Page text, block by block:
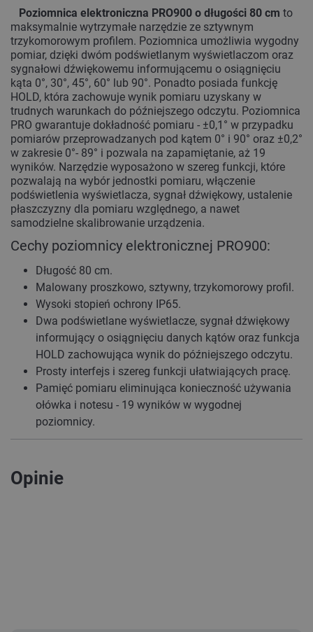
Poziomnica elektroniczna PRO900 o długości 80 cm to
maksymalnie wytrzymałe narzędzie ze sztywnym
trzykomorowym profilem. Poziomnica umożliwia wygodny
pomiar, dzięki dwóm podświetlanym wyświetlaczom oraz
sygnałowi dźwiękowemu informującemu o osiągnięciu
kąta 0°, 30°, 45°, 60° lub 90°. Ponadto posiada funkcję
HOLD, która zachowuje wynik pomiaru uzyskany w
trudnych warunkach do późniejszego odczytu. Poziomnica
PRO gwarantuje dokładność pomiaru - ±0,1° w przypadku
pomiarów przeprowadzanych pod kątem 0° i 90° oraz ±0,2°
w zakresie 0°- 89° i pozwala na zapamiętanie, aż 19
wyników. Narzędzie wyposażono w szereg funkcji, które
pozwalają na wybór jednostki pomiaru, włączenie
podświetlenia wyświetlacza, sygnał dźwiękowy, ustalenie
płaszczyzny dla pomiaru względnego, a nawet
samodzielne skalibrowanie urządzenia.
Cechy poziomnicy elektronicznej PRO900:
Długość 80 cm.
Malowany proszkowo, sztywny, trzykomorowy profil.
Wysoki stopień ochrony IP65.
Dwa podświetlane wyświetlacze, sygnał dźwiękowy
informujący o osiągnięciu danych kątów oraz funkcja
HOLD zachowująca wynik do późniejszego odczytu.
Prosty interfejs i szereg funkcji ułatwiających pracę.
Pamięć pomiaru eliminująca konieczność używania
ołówka i notesu - 19 wyników w wygodnej
poziomnicy.
Opinie